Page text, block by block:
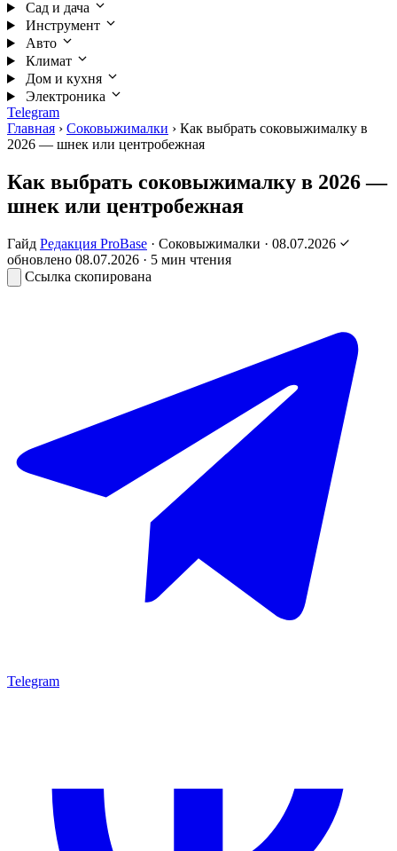
Сад и дача
Инструмент
Авто
Климат
Дом и кухня
Электроника
Telegram
Главная › Соковыжималки › Как выбрать соковыжималку в
2026 — шнек или центробежная
Как выбрать соковыжималку в 2026 —
шнек или центробежная
Гайд Редакция ProBase · Соковыжималки · 08.07.2026
обновлено 08.07.2026 · 5 мин чтения
Ссылка скопирована
Telegram